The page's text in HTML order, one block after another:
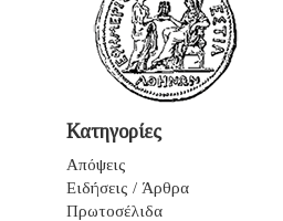
Κατηγορίες
Απόψεις
Ειδήσεις / Άρθρα
Πρωτοσέλιδα